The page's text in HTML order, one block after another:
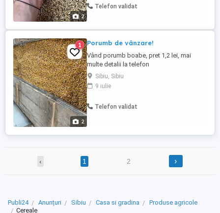
2
Telefon validat
2
1 Porumb de vânzare!
Vând porumb boabe, pret 1,2 lei, mai
multe detalii la telefon
Sibiu, Sibiu
9 iulie
Telefon validat
‹ 1 2 ›
Publi24 Anunțuri Sibiu Casa si gradina
Produse agricole
Cereale